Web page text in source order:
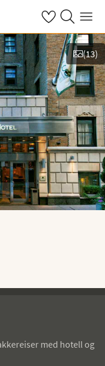
Se dine sparte
Søk påMeny
(13)
med hotell og